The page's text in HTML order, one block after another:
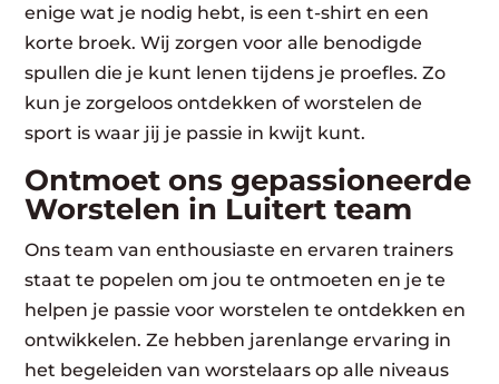
enige wat je nodig hebt, is een t-shirt en een
korte broek. Wij zorgen voor alle benodigde
spullen die je kunt lenen tijdens je proefles. Zo
kun je zorgeloos ontdekken of worstelen de
sport is waar jij je passie in kwijt kunt.
Ontmoet ons gepassioneerde
Worstelen in Luitert team
Ons team van enthousiaste en ervaren trainers
staat te popelen om jou te ontmoeten en je te
helpen je passie voor worstelen te ontdekken en
ontwikkelen. Ze hebben jarenlange ervaring in
het begeleiden van worstelaars op alle niveaus